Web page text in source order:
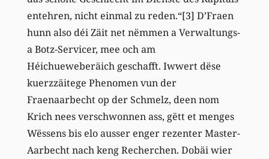
entehren, nicht einmal zu reden.“[3] D’Fraen
hunn also déi Zäit net nëmmen a Verwaltungs-
a Botz-Servicer, mee och am
Héichueweberäich geschafft. Iwwert dëse
kuerzzäitege Phenomen vun der
Fraenaarbecht op der Schmelz, deen nom
Krich nees verschwonnen ass, gëtt et menges
Wëssens bis elo ausser enger rezenter Master-
Aarbecht nach keng Recherchen. Dobäi wier